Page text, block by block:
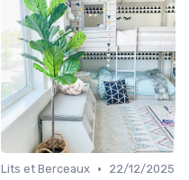
Lits et Berceaux •
22/12/2025